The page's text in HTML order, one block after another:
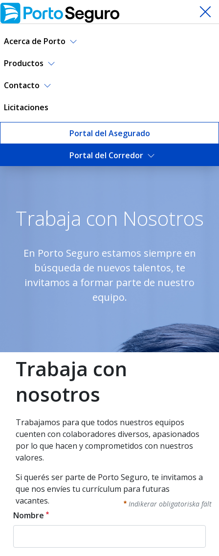
Acerca de Porto
Productos
Contacto
Licitaciones
Portal del Asegurado
Portal del Corredor
Trabaja con nosotros |
Trabaja con Nosotros
En Porto Seguro estamos siempre en
búsqueda de nuevos talentos, te
invitamos a formar parte de nuestro
equipo.
Trabaja con
nosotros
Trabajamos para que todos nuestros equipos
cuenten con colaboradores diversos, apasionados
por lo que hacen y comprometidos con nuestros
valores.
Si querés ser parte de Porto Seguro, te invitamos a
que nos envíes tu currículum para futuras
vacantes.
Indikerar obligatoriska fält
Nombre